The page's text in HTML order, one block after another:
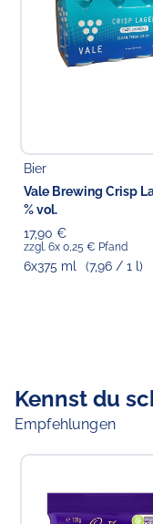
Flasche bzw. Dose).
Pfand wird je
entweder zzgl.
oder ist bereits im
Choppy's Food &
Koldingstr. 1B
22769 Hamburg
Bier
Vale Brewing Crisp
% vol.
17,90 €
zzgl. 6x 0,25 € Pfand
6x375 ml (7,96 / 1 l)
Kennst du
Empfehlungen